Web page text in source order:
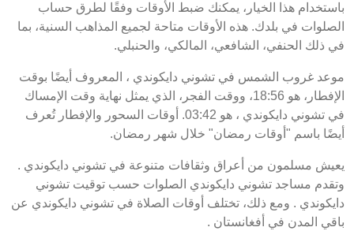
باستخدام هذا الخيار، يمكنك ضبط الأوقات وفقًا لطرق حساب
الصلوات في بلدك. هذه الأوقات متاحة لجميع المذاهب السنية، بما
في ذلك الحنفي، الشافعي، المالكي، والحنبلي.
موعد غروب الشمس في تشوني دايكوندي ، المعروف أيضًا بوقت
الإفطار، هو 18:56، ووقت الفجر، الذي يمثل نهاية وقت الإمساك
في تشوني دايكوندي ، هو 03:42. أوقات السحور والإفطار تُعرف
أيضًا باسم "أوقات رمضان" خلال شهر رمضان.
يعيش مسلمون من أعراق وثقافات متنوعة في تشوني دايكوندي .
وتقدم مساجد تشوني دايكوندي الصلوات حسب توقيت تشوني
دايكوندي . ومع ذلك، تختلف أوقات الصلاة في تشوني دايكوندي عن
باقي المدن في أفغانستان .